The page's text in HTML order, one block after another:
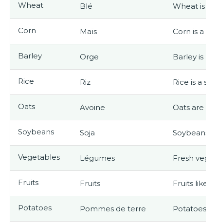
Wheat Blé Wheat is
Corn Maïs Corn is a
Barley Orge Barley is
Rice Riz Rice is a
Oats Avoine Oats are
Soybeans Soja Soybeans
Vegetables Légumes Fresh
Fruits Fruits Fruits like
Potatoes Pommes de terre Potatoes